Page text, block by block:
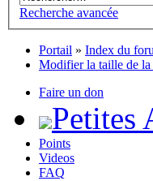
Recherche avancée
Portail » Index du
Modifier la taille de la
Faire un don
Petites
Points
Videos
FAQ